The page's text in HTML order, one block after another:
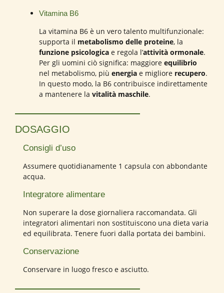
Vitamina B6
La vitamina B6 è un vero talento multifunzionale:
supporta il metabolismo delle proteine, la
funzione psicologica e regola l’attività ormonale.
Per gli uomini ciò significa: maggiore equilibrio
nel metabolismo, più energia e migliore recupero.
In questo modo, la B6 contribuisce indirettamente
a mantenere la vitalità maschile.
DOSAGGIO
Consigli d’uso
Assumere quotidianamente 1 capsula con abbondante
acqua.
Integratore alimentare
Non superare la dose giornaliera raccomandata. Gli
integratori alimentari non sostituiscono una dieta varia
ed equilibrata. Tenere fuori dalla portata dei bambini.
Conservazione
Conservare in luogo fresco e asciutto.